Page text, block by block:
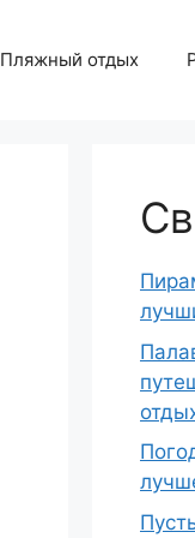
Пляжный отдых